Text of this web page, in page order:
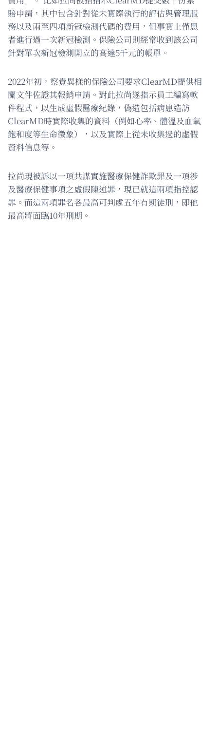
賠申請，其中包含針對從未實際執行的評估與管理服
務以及兩至四項新冠檢測代碼的費用，但事實上僅患
者進行過一次新冠檢測。保險公司則經常收到該公司
針對單次新冠檢測開立的高達5千元的帳單。
2022年初，察覺異樣的保險公司要求ClearMD提供相
關文件佐證其報銷申請。對此拉尚遂指示員工編寫軟
件程式，以生成虛假醫療紀錄，偽造包括病患造訪
ClearMD時實際收集的資料（例如心率、體溫及血氧
飽和度等生命徵象），以及實際上從未收集過的虛假
資料信息等。
拉尚現被訴以一項共謀實施醫療保健詐欺罪及一項涉
及醫療保健事項之虛假陳述罪，現已就這兩項指控認
罪。而這兩項罪名各最高可判處五年有期徒刑，即他
最高將面臨10年刑期。